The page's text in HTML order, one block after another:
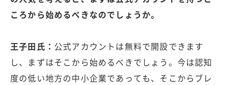
ころから始めるべきなのでしょうか。
王子田氏： 公式アカウントは無料で開設できます
し、まずはそこから始めるべきでしょう。今は認知
度の低い地方の中小企業であっても、そこからブレ